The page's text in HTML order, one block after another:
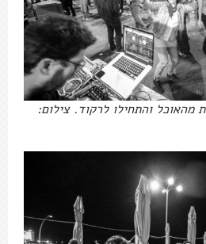
מהאוכל והתחילו לרקוד. צילום: